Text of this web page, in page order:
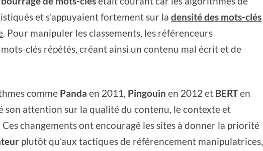
et s'appuyaient fortement sur ladensité des mots-clés
. Pour manipuler les classements, les référenceurs
clés répétés, créant ainsi un contenu mal écrit et de
comme Panda en 2011, Pingouin en 2012 et BERTen
son attention sur la qualité du contenu, le contexte et
changements ont encouragé les sites à donner la priorité
plutôt qu'aux tactiques de référencement manipulatrices,